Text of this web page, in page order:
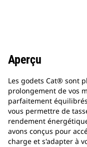
Aperçu
Les godets Cat® sont
prolongement de vos
parfaitement
vous permettre de
rendement
avons conçus pour
charge et s'adapter à